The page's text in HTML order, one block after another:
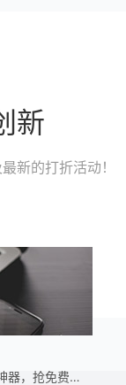
新
新的打折活动！
免费SEO优化，网站流量翻倍神器，抢免费名额！